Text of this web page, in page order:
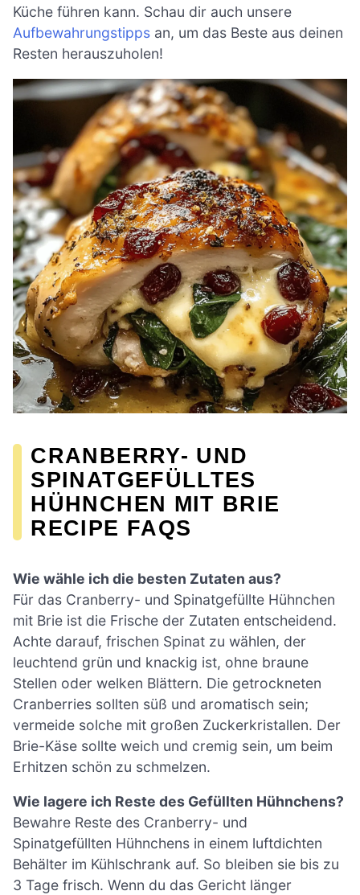
Küche führen kann. Schau dir auch unsere
Aufbewahrungstipps an, um das Beste aus deinen
Resten herauszuholen!
CRANBERRY- UND
SPINATGEFÜLLTES
HÜHNCHEN MIT BRIE
RECIPE FAQS
Wie wähle ich die besten Zutaten aus?
Für das Cranberry- und Spinatgefüllte Hühnchen
mit Brie ist die Frische der Zutaten entscheidend.
Achte darauf, frischen Spinat zu wählen, der
leuchtend grün und knackig ist, ohne braune
Stellen oder welken Blättern. Die getrockneten
Cranberries sollten süß und aromatisch sein;
vermeide solche mit großen Zuckerkristallen. Der
Brie-Käse sollte weich und cremig sein, um beim
Erhitzen schön zu schmelzen.
Wie lagere ich Reste des Gefüllten Hühnchens?
Bewahre Reste des Cranberry- und
Spinatgefüllten Hühnchens in einem luftdichten
Behälter im Kühlschrank auf. So bleiben sie bis zu
3 Tage frisch. Wenn du das Gericht länger